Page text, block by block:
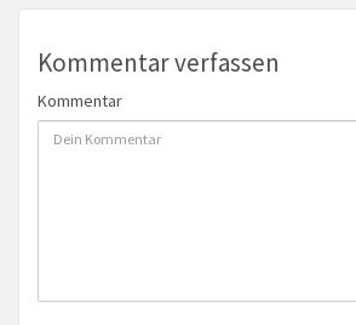
Kommentar verfassen
Kommentar